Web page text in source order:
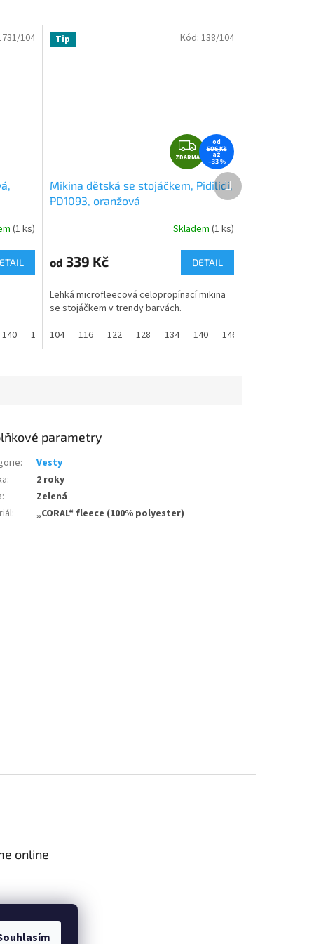
(1 ks)
140 146 152
104 Tip
Z
D
A
R
A
ZDARMA
od
506 Kč
až
–33 %
Mikina dětská se stojáčkem, Pidilidi,
PD1093, oranžová
Skladem (1 ks)
od 339 Kč DETAIL
Lehká microfleecová celopropínací mikina
se stojáčkem v trendy barvách.
104
116 122 128 134 140 146
Kód: 138/104
Další
produkt
parametry
:
Vesty
:
2 roky
:
Zelená
: „CORAL“ fleece (100% polyester)
online